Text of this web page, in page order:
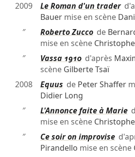
2009
Le Roman d'un trader
Bauermise en scène
″
Roberto Zuccode
mise en scène
″
Vassa 1910d'après
scène Gilberte Tsaï
2008
Equus de Peter Shaffer
Didier Long
″
L'Annonce faite à Marie
mise en scène
″
Ce soir on improvise
Pirandello mise en scène